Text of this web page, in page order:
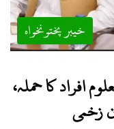
خیبر پختونخواہ
افراد کا حملہ،
زخمی